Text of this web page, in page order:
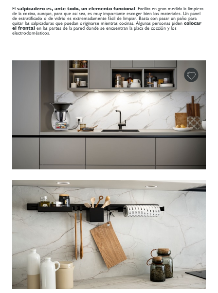
El salpicadero es, ante todo, un elemento funcional . Facilita en gran medida la limpieza
de la cocina, aunque, para que así sea, es muy importante escoger bien los materiales. Un panel
de estratificado o de vidrio es extremadamente fácil de limpiar. Basta con pasar un paño para
quitar las salpicaduras que puedan originarse mientras cocinas. Algunas personas piden colocar
el frontalen las partes de la pared donde se encuentran la placa de cocción y los
electrodomésticos.